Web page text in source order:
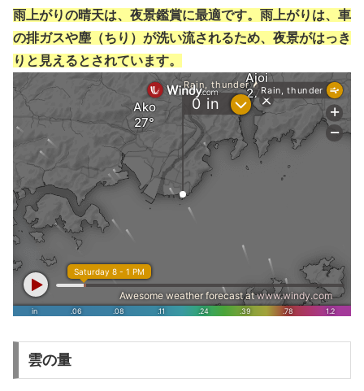
雨上がりの晴天は、夜景鑑賞に最適です。雨上がりは、車
の排ガスや塵（ちり）が洗い流されるため、夜景がはっき
りと見えるとされています。
雲の量